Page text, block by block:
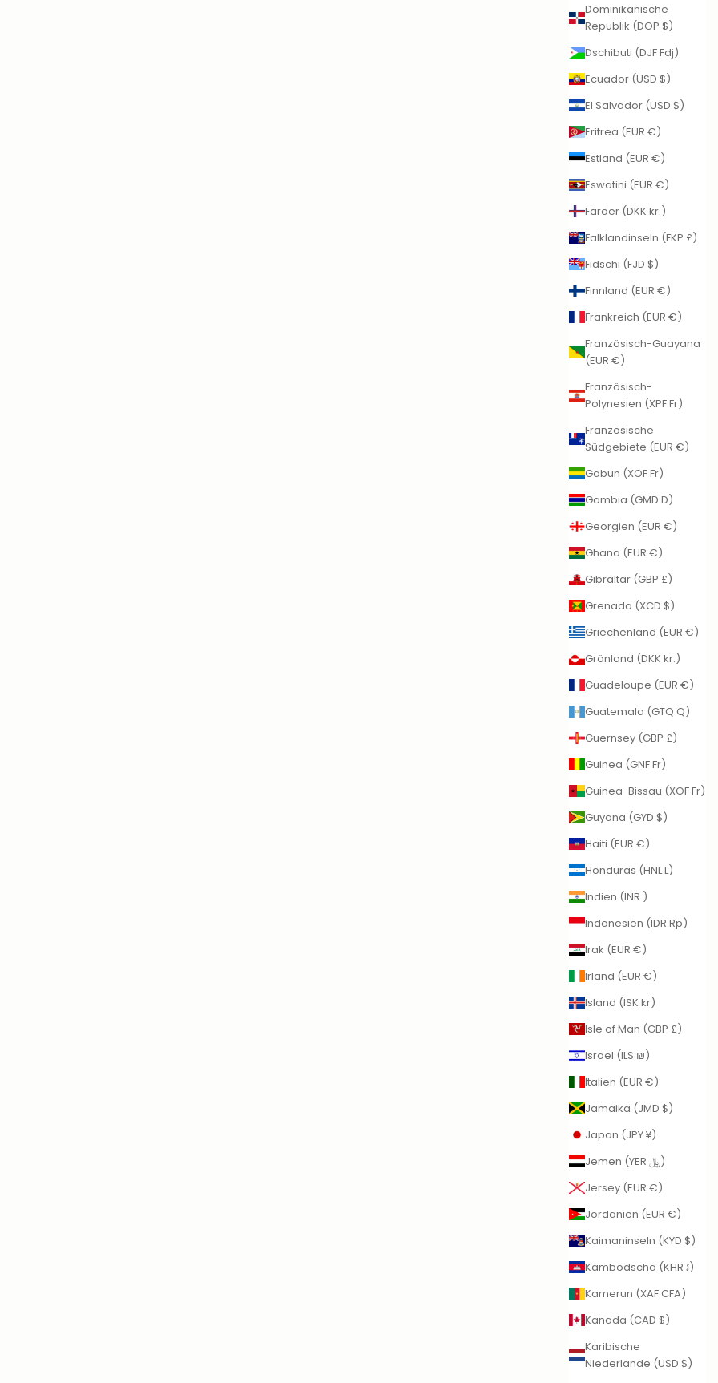
Dominikanische
Republik (DOP $)
Dschibuti (DJF Fdj)
Ecuador (USD $)
El Salvador (USD $)
Eritrea (EUR €)
Estland (EUR €)
Eswatini (EUR €)
Färöer (DKK kr.)
Falklandinseln (FKP £)
Fidschi (FJD $)
Finnland (EUR €)
Frankreich (EUR €)
Französisch-Guayana
(EUR €)
Französisch-
Polynesien (XPF Fr)
Französische
Südgebiete (EUR €)
Gabun (XOF Fr)
Gambia (GMD D)
Georgien (EUR €)
Ghana (EUR €)
Gibraltar (GBP £)
Grenada (XCD $)
Griechenland (EUR €)
Grönland (DKK kr.)
Guadeloupe (EUR €)
Guatemala (GTQ Q)
Guernsey (GBP £)
Guinea (GNF Fr)
Guinea-Bissau (XOF Fr)
Guyana (GYD $)
Haiti (EUR €)
Honduras (HNL L)
Indien (INR ₹)
Indonesien (IDR Rp)
Irak (EUR €)
Irland (EUR €)
Island (ISK kr)
Isle of Man (GBP £)
Israel (ILS ₪)
Italien (EUR €)
Jamaika (JMD $)
Japan (JPY ¥)
Jemen (YER ﷼)
Jersey (EUR €)
Jordanien (EUR €)
Kaimaninseln (KYD $)
Kambodscha (KHR ៛)
Kamerun (XAF CFA)
Kanada (CAD $)
Karibische
Niederlande (USD $)